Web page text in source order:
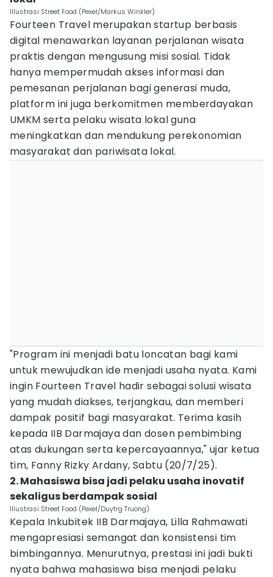
Illustrasi Street Food (Pexel/Markus Winkler)
Fourteen Travel merupakan startup berbasis
digital menawarkan layanan perjalanan wisata
praktis dengan mengusung misi sosial. Tidak
hanya mempermudah akses informasi dan
pemesanan perjalanan bagi generasi muda,
platform ini juga berkomitmen memberdayakan
UMKM serta pelaku wisata lokal guna
meningkatkan dan mendukung perekonomian
masyarakat dan pariwisata lokal.
"Program ini menjadi batu loncatan bagi kami
untuk mewujudkan ide menjadi usaha nyata. Kami
ingin Fourteen Travel hadir sebagai solusi wisata
yang mudah diakses, terjangkau, dan memberi
dampak positif bagi masyarakat. Terima kasih
kepada IIB Darmajaya dan dosen pembimbing
atas dukungan serta kepercayaannya," ujar ketua
tim, Fanny Rizky Ardany, Sabtu (20/7/25).
2. Mahasiswa bisa jadi pelaku usaha inovatif
sekaligus berdampak sosial
Illustrasi Street Food (Pexel/Duytrg Truong)
Kepala Inkubitek IIB Darmajaya, Lilla Rahmawati
mengapresiasi semangat dan konsistensi tim
bimbingannya. Menurutnya, prestasi ini jadi bukti
nyata bahwa mahasiswa bisa menjadi pelaku